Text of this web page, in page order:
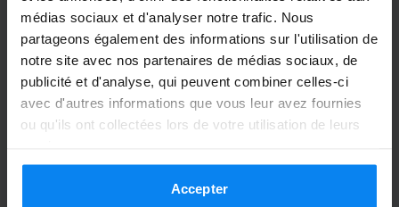
médias sociaux et d'analyser notre trafic. Nous
partageons également des informations sur l'utilisation de
notre site avec nos partenaires de médias sociaux, de
publicité et d'analyse, qui peuvent combiner celles-ci
avec d'autres informations que vous leur avez fournies
ou qu'ils ont collectées lors de votre utilisation de leurs
Accepter
Anonyme 10
Garé du 21/05/26 au 1/06/26
Service parfait ! Je reviendrai vers vous au
Service parfait ! Je reviendrai vers vous au